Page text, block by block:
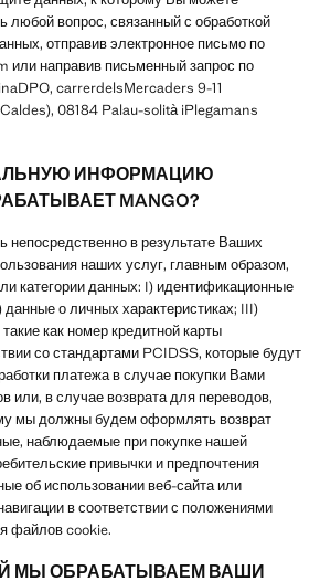
любой вопрос, связанный с обработкой
отправив электронное письмо по
или направив письменный запрос по
carrerdelsMercaders 9-11
08184 Palau-solità iPlegamans
ИНФОРМАЦИЮ
MANGO?
непосредственно в результате Ваших
наших услуг, главным образом,
категории данных: I) идентификационные
данные о личных характеристиках; III)
как номер кредитной карты
со стандартами PCIDSS, которые будут
платежа в случае покупки Вами
или, в случае возврата для переводов,
мы должны будем оформлять возврат
наблюдаемые при покупке нашей
привычки и предпочтения
об использовании веб-сайта или
в соответствии с положениями
файлов cookie.
МЫ ОБРАБАТЫВАЕМ ВАШИ